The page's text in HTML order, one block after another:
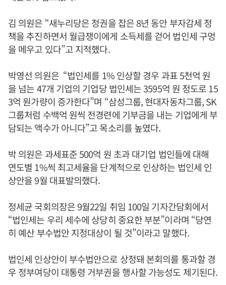
김 의원은 “새누리당은 정권을 잡은 8년 동안 부자감세 정
책을 추진하면서 월급쟁이에게 소득세를 걷어 법인세 구멍
을 메우고 있다”고 지적했다.
박영선 의원은 “법인세를 1% 인상할 경우 과표 5천억 원
을 넘는 47개 기업의 기업당 법인세는 3595억 원 정도로 15
3억 원가량이 증가한다”며 “삼성그룹, 현대자동차그룹, SK
그룹처럼 수백억 원씩 전경련에 기부금을 내는 기업에게 부
담되는 액수가 아니다”고 목소리를 높였다.
박 의원은 과세표준 500억 원 초과 대기업 법인들에 대해
연도별 1%씩 최고세율을 단계적으로 인상하는 법인세 인
상안을 9월 대표발의했다.
정세균 국회의장은 9월22일 취임 100일 기자간담회에서
“법인세는 우리 세수에 상당히 중요한 부분”이라며 “당연
히 예산 부수법안 지정대상이 될 것”이라고 말했다.
법인세 인상안이 부수법안으로 상정돼 본회의를 통과할 경
우 정부여당이 대통령 거부권을 행사할 가능성도 제기된다.